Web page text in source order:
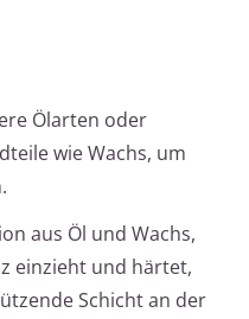
Ölarten oder
wie Wachs, um
aus Öl und Wachs,
einzieht und härtet,
Schicht an der